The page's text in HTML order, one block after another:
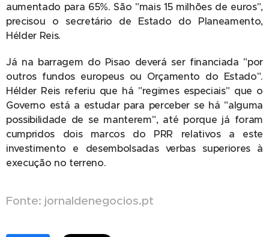
aumentado para 65%. São "mais 15 milhões de euros",
precisou o secretário de Estado do Planeamento,
Hélder Reis.
Já na barragem do Pisao deverá ser financiada "por
outros fundos europeus ou Orçamento do Estado".
Hélder Reis referiu que há "regimes especiais" que o
Governo está a estudar para perceber se há "alguma
possibilidade de se manterem", até porque já foram
cumpridos dois marcos do PRR relativos a este
investimento e desembolsadas verbas superiores à
execução no terreno.
Fonte: jornaldenegocios.pt